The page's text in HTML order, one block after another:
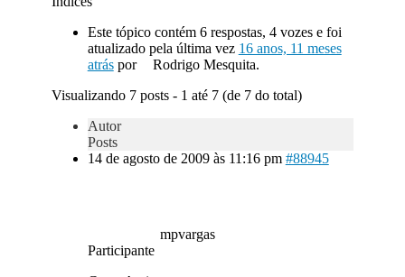
Este tópico contém 6 respostas, 4 vozes e foi
atualizado pela última vez 16 anos, 11 meses
atráspor
Rodrigo Mesquita.
Visualizando 7 posts - 1 até 7 (de 7 do total)
Autor
Posts
14 de agosto de 2009 às 11:16 pm #88945
mpvargas
Participante